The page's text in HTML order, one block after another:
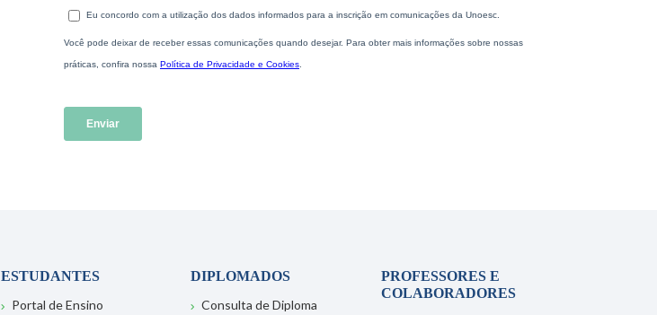
ESTUDANTES
Portal de Ensino
DIPLOMADOS
Consulta de Diploma
PROFESSORES E
COLABORADORES